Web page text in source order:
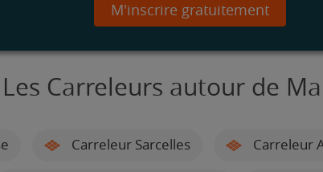
M'inscrire gratuitement
Les Carreleurs autour de
Carreleur Sarcelles Carreleur